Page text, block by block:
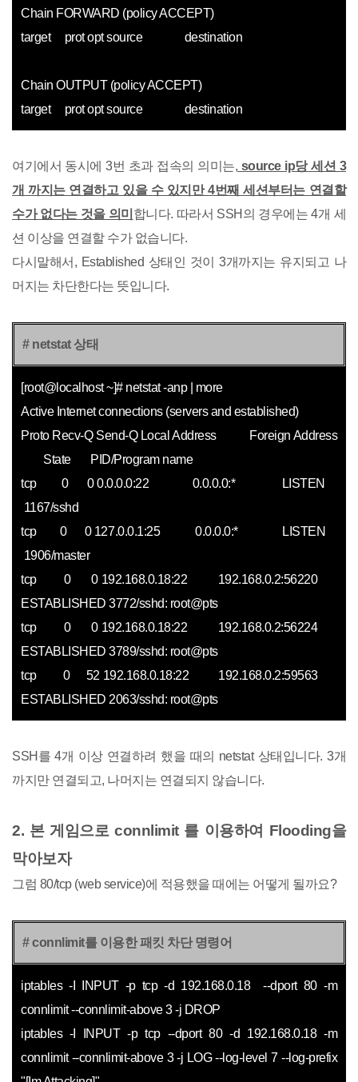
Chain FORWARD (policy ACCEPT)
target prot opt source destination
Chain OUTPUT (policy ACCEPT)
target prot opt source destination
여기에서 동시에 3번 초과 접속의 의미는, source ip당 세션 3
개 까지는 연결하고 있을 수 있지만 4번째 세션부터는 연결할
수가 없다는 것을 의미 합니다. 따라서 SSH의 경우에는 4개 세
션 이상을 연결할 수가 없습니다.
다시말해서, Established 상태인 것이 3개까지는 유지되고 나
머지는 차단한다는 뜻입니다.
# netstat 상태
[root@localhost ~]# netstat -anp | more
Active Internet connections (servers and established)
Proto Recv-Q Send-Q Local Address Foreign Address
State PID/Program name
tcp 0 0 0.0.0.0:22 0.0.0.0:* LISTEN
1167/sshd
tcp 0 0 127.0.0.1:25 0.0.0.0:* LISTEN
1906/master
tcp 0 0 192.168.0.18:22 192.168.0.2:56220
ESTABLISHED 3772/sshd: root@pts
tcp 0 0 192.168.0.18:22 192.168.0.2:56224
ESTABLISHED 3789/sshd: root@pts
tcp 0 52 192.168.0.18:22 192.168.0.2:59563
ESTABLISHED 2063/sshd: root@pts
SSH를 4개 이상 연결하려 했을 때의 netstat 상태입니다. 3개
까지만 연결되고, 나머지는 연결되지 않습니다.
2. 본 게임으로 connlimit 를 이용하여 Flooding을
막아보자
그럼 80/tcp (web service)에 적용했을 때에는 어떻게 될까요?
# connlimit를 이용한 패킷 차단 명령어
iptables -I INPUT -p tcp -d 192.168.0.18 --dport 80-m
connlimit --connlimit-above 3-j DROP
iptables -I INPUT -p tcp --dport 80 -d 192.168.0.18 -m
connlimit --connlimit-above 3 -j LOG --log-level 7 --log-prefix